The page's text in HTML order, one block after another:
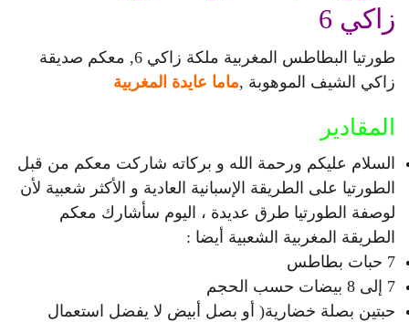
زاكي 6
طورتيا البطاطس المغربية ملكة زاكي 6, معكم صديقة
زاكي الشيف الموهوبة ,ماما عايدة المغربية
المقادير
السلام عليكم ورحمة الله و بركاته شاركت معكم من قبل
الطورتيا على الطريقة الإسبانية العادية و الأكثر شعبية لأن
لوصفة الطورتيا طرق عديدة ، اليوم سأشارك معكم
الطريقة المغربية الشعبية أيضا :
7 حبات بطاطس
7 إلى 8 بيضات حسب الحجم
حبتين بصلة خضارية( أو بصل أبيض لا يفضل استعمال